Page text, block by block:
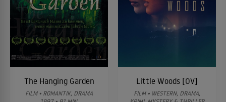
The Hanging Garden
FILM • ROMANTIK, DRAMA
Little Woods [OV]
FILM • WESTERN, DRAMA,